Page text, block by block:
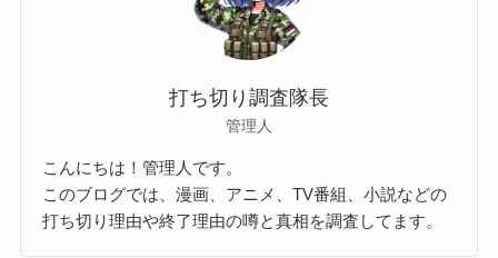
打ち切り調査隊長
管理人
こんにちは！管理人です。
このブログでは、漫画、アニメ、TV番組、小説などの
打ち切り理由や終了理由の噂と真相を調査してます。